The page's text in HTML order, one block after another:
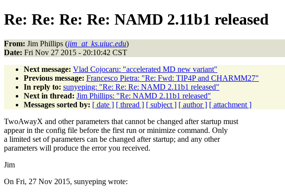
Re: Re: Re: Re: NAMD 2.11b1 released
From: Jim Phillips (jim_at_ks.uiuc.edu)
Date: Fri Nov 27 2015 - 20:10:42 CST
Next message: Vlad Cojocaru: "accelerated MD new variant"
Previous message: Francesco Pietra: "Re: Fwd: TIP4P and CHARMM27"
In reply to: sunyeping: "Re: Re: Re: NAMD 2.11b1 released"
Next in thread: Jim Phillips: "Re: NAMD 2.11b1 released"
Messages sorted by: [ date ] [ thread ] [ subject ] [ author ] [ attachment ]
TwoAwayX and other parameters that cannot be changed after startup must
appear in the config file before the first run or minimize command. Only
a limited set of parameters can be changed after startup; and any other
parameters will produce the error you received.
Jim
On Fri, 27 Nov 2015, sunyeping wrote: